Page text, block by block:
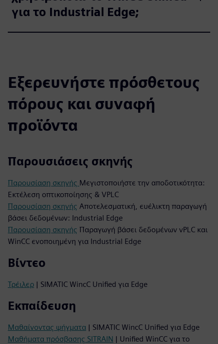
για το Industrial Edge;
Εξερευνήστε πρόσθετους
πόρους και συναφή
προϊόντα
Παρουσιάσεις σκηνής
Παρουσίαση σκηνής Μεγιστοποιήστε την αποδοτικότητα:
Εκτέλεση οπτικοποίησης & VPLC
Παρουσίαση σκηνής Αποτελεσματική, ευέλικτη παραγωγή
βάσει δεδομένων: Industrial Edge
Παρουσίαση σκηνής Παραγωγή βάσει δεδομένων vPLC και
WinCC ενοποιημένη για Industrial Edge
Βίντεο
Τρέιλερ | SIMATIC WincC Unified για Edge
Εκπαίδευση
Μαθαίνοντας ψήγματα | SIMATIC WincC Unified για Edge
Μαθήματα πρόσβασης SITRAIN | Unified WinCC για το